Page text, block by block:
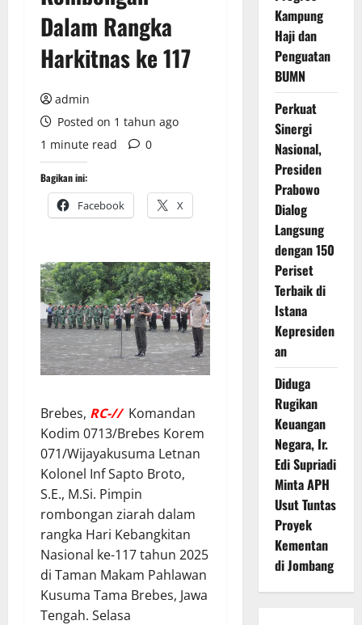
Dalam Rangka
Harkitnas ke 117
admin
Posted on 1 tahun ago
1 minute read
0
Bagikan ini:
Facebook X
Brebes, RC-//Komandan
Kodim 0713/Brebes Korem
071/Wijayakusuma Letnan
Kolonel Inf Sapto Broto,
S.E., M.Si. Pimpin
rombongan ziarah dalam
rangka Hari Kebangkitan
Nasional ke-117 tahun 2025
di Taman Makam Pahlawan
Kusuma Tama Brebes, Jawa
Tengah. Selasa
Kampung
Haji dan
Penguatan
BUMN
Perkuat
Sinergi
Nasional,
Presiden
Prabowo
Dialog
Langsung
dengan 150
Periset
Terbaik di
Istana
Kepresiden
an
Diduga
Rugikan
Keuangan
Negara, Ir.
Edi Supriadi
Minta APH
Usut Tuntas
Proyek
Kementan
di Jombang